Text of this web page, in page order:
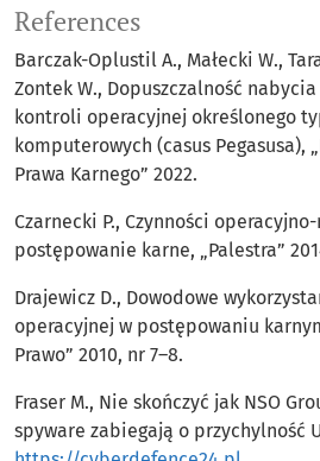
References
Barczak-Oplustil A., Małecki W.,
Zontek W., Dopuszczalność
kontroli operacyjnej określonego
komputerowych (casus Pegasusa),
Prawa Karnego” 2022.
Czarnecki P., Czynności
postępowanie karne, „Palestra”
Drajewicz D., Dowodowe
operacyjnej w postępowaniu
Prawo” 2010, nr 7–8.
Fraser M., Nie skończyć jak NSO
spyware zabiegają o przychylność